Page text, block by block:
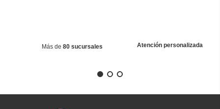
Más de 80 sucursales Atención personalizada